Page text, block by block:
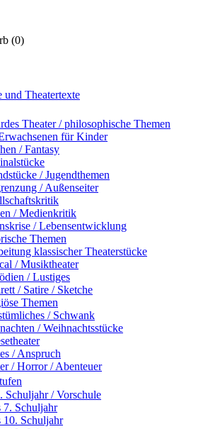
(0)
und Theatertexte
Theater / philosophische Themen
für Kinder
/ Fantasy
/ Jugendthemen
/ Außenseiter
/ Medienkritik
/ Lebensentwicklung
Themen
klassischer Theaterstücke
/ Musiktheater
/ Lustiges
/ Satire / Sketche
Themen
/ Schwank
/ Weihnachtsstücke
/ Anspruch
/ Horror / Abenteuer
Schuljahr / Vorschule
7. Schuljahr
10. Schuljahr